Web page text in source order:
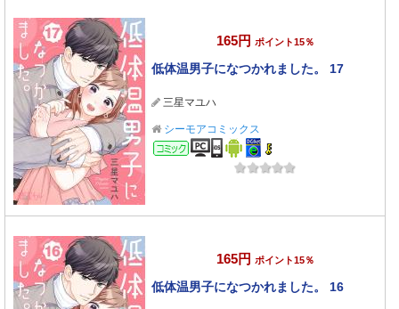
165円 ポイント15％
低体温男子になつかれました。 17
三星マユハ
シーモアコミックス
コミック
165円 ポイント15％
低体温男子になつかれました。 16